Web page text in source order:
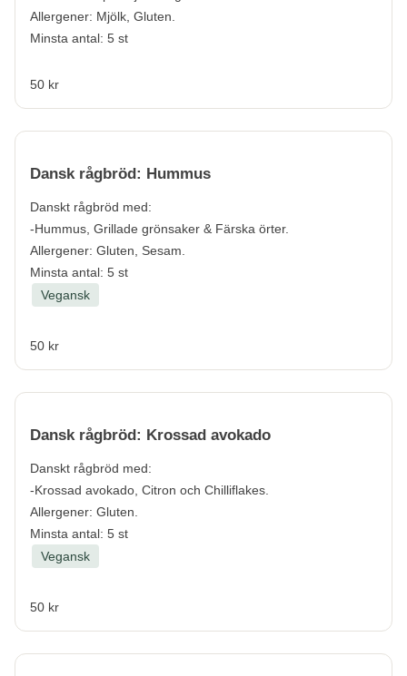
Allergener: Mjölk, Gluten.
Minsta antal: 5 st
50 kr
Dansk rågbröd: Hummus
Danskt rågbröd med:
-Hummus, Grillade grönsaker & Färska örter.
Allergener: Gluten, Sesam.
Minsta antal: 5 st
Vegansk
50 kr
Dansk rågbröd: Krossad avokado
Danskt rågbröd med:
-Krossad avokado, Citron och Chilliflakes.
Allergener: Gluten.
Minsta antal: 5 st
Vegansk
50 kr